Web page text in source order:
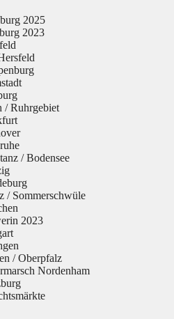
2025
2023
/ Ruhrgebiet
/ Bodensee
/ Sommerschwüle
2023
/ Oberpfalz
Nordenham